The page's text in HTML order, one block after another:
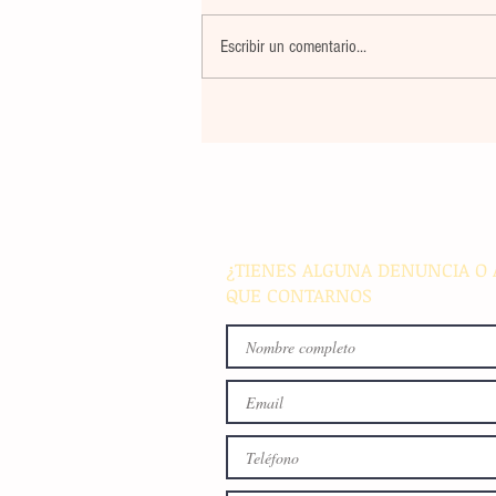
Escribir un comentario...
¿TIENES ALGUNA DENUNCIA O
QUE CONTARNOS